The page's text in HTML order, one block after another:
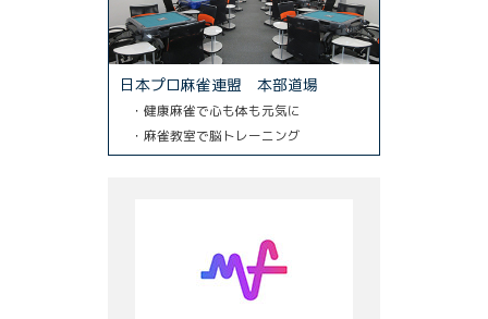
日本プロ麻雀連盟 本部道場
・健康麻雀で心も体も元気に
・麻雀教室で脳トレーニング